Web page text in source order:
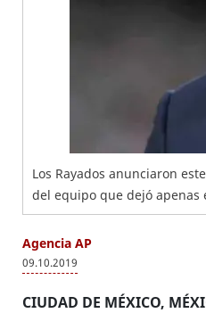
Los Rayados anunciaron
del equipo que dejó apenas
Agencia AP
09.10.2019
CIUDAD DE MÉXICO,